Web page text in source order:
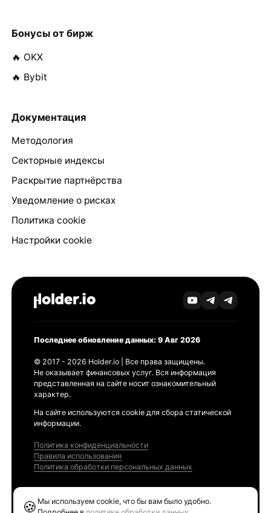
Бонусы от бирж
🔥 OKX
🔥 Bybit
Документация
Методология
Секторные индексы
Раскрытие партнёрства
Уведомление о рисках
Политика cookie
Настройки cookie
Последнее обновление данных: 9 Авг 2026
© 2017 - 2026 Holder.io | Все права защищены.
Не оказывает финансовых услуг. Вся информация
представленная на сайте носит ознакомительный
характер.
На сайте используются cookie для сбора статической
информации.
Политика конфиденциальности
Правила использования
Политика обработки персональных данных
🍪 Мы используем cookie, что бы вам было удобно.
Ethereum GAS Tracker